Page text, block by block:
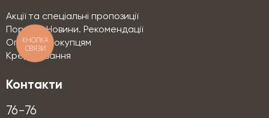
Акції та спеціальні пропозиції
Поради. Новини. Рекомендації
Оптовим покупцям
Кредитування
Контакти
76-76
КНОПКА
СВЯЗИ